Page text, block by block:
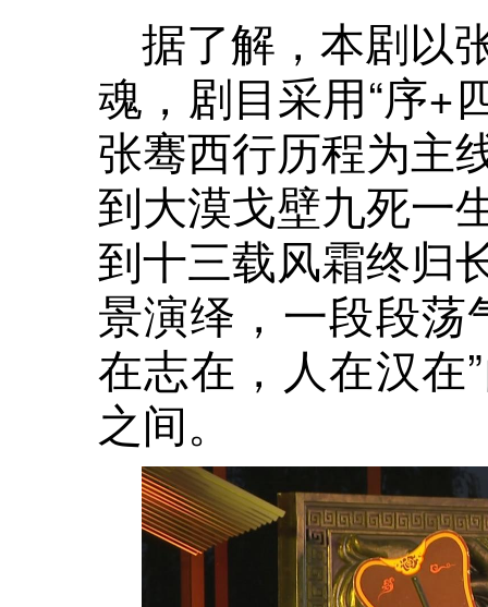
据了解，本剧以
魂，剧目采用“序+
张骞西行历程为主
到大漠戈壁九死一
到十三载风霜终归
景演绎，一段段荡
在志在，人在汉在
之间。